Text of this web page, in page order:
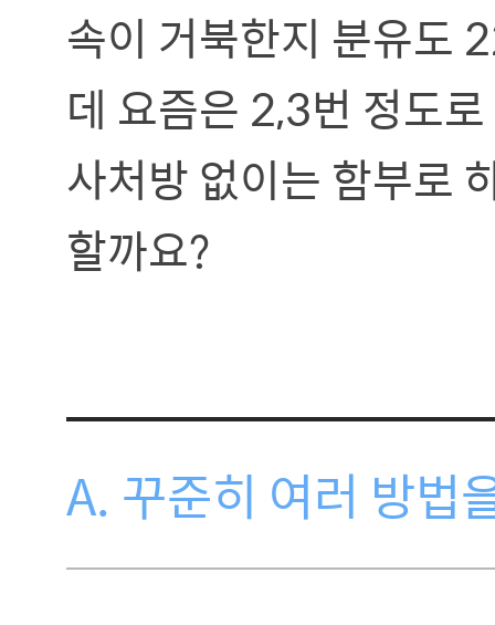
속이 거북한지 분유도
데 요즘은 2,3번 정도
사처방 없이는 함부로
할까요?
A. 꾸준히 여러 방법